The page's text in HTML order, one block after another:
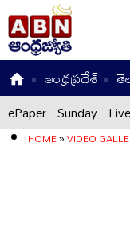
ఆంధ్రప్రదేశ్
ePaper Sunday
HOME»VIDEO